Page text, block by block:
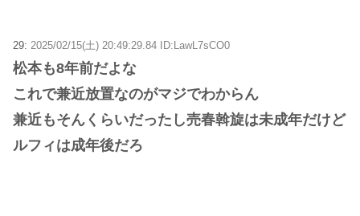
29: 2025/02/15(土) 20:49:29.84 ID:LawL7sCO0
松本も8年前だよな
これで兼近放置なのがマジでわからん
兼近もそんくらいだったし売春斡旋は未成年だけど
ルフィは成年後だろ